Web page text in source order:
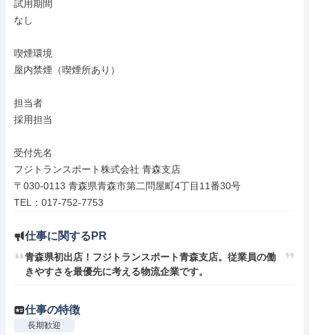
試用期間
なし
喫煙環境
屋内禁煙（喫煙所あり）
担当者
採用担当
受付先名
フジトランスポート株式会社 青森支店
〒030-0113 青森県青森市第二問屋町4丁目11番30号
TEL：017-752-7753
仕事に関するPR
青森県初出店！フジトランスポート青森支店。従業員の働
きやすさを最優先に考える物流企業です。
仕事の特徴
長期歓迎